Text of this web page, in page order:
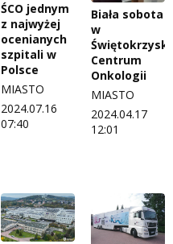
ŚCO jednym
z najwyżej
ocenianych
szpitali w
Polsce
MIASTO
2024.07.16
07:40
Biała sobota
w
Centrum
Onkologii
MIASTO
2024.04.17
12:01